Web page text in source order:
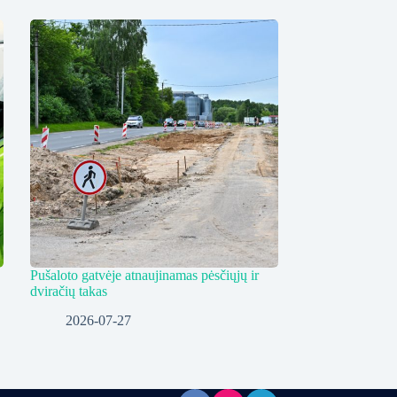
Pušaloto gatvėje atnaujinamas pėsčiųjų ir
dviračių takas
2026-07-27